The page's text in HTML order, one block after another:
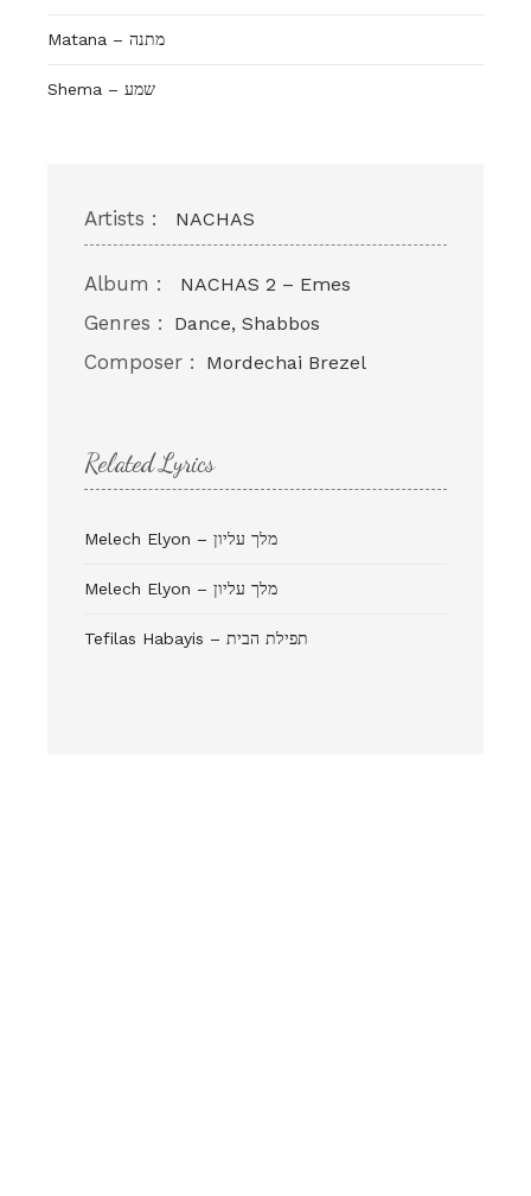
Matana – מתנה
Shema – שמע
Artists : NACHAS
Album : NACHAS 2 – Emes
Genres : Dance, Shabbos
Composer : Mordechai Brezel
Related Lyrics
Melech Elyon – מלך עליון
Melech Elyon – ‏מלך עליון
Tefilas Habayis – תפילת הבית